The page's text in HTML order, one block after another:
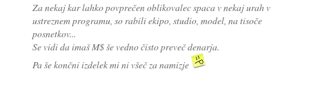
Za nekaj kar lahko povprečen oblikovalec spaca v nekaj urah v
ustreznem programu, so rabili ekipo, studio, model, na tisoče
posnetkov...
Se vidi da imaš M$ še vedno čisto preveč denarja.
Pa še končni izdelek mi ni všeč za namizje